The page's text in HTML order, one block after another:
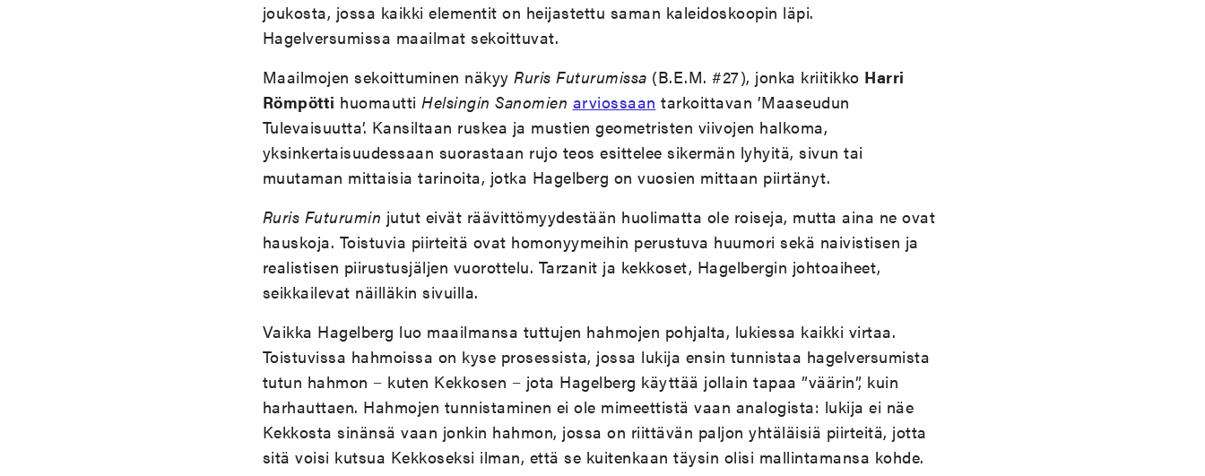
joukosta, jossa kaikki elementit on heijastettu saman kaleidoskoopin läpi.
Hagelversumissa maailmat sekoittuvat.
Maailmojen sekoittuminen näkyy Ruris Futurumissa (B.E.M. #27), jonka kriitikko Harri
Römpötti huomautti Helsingin Sanomien arviossaan tarkoittavan ’Maaseudun
Tulevaisuutta’. Kansiltaan ruskea ja mustien geometristen viivojen halkoma,
yksinkertaisuudessaan suorastaan rujo teos esittelee sikermän lyhyitä, sivun tai
muutaman mittaisia tarinoita, jotka Hagelberg on vuosien mittaan piirtänyt.
Ruris Futurumin jutut eivät räävittömyydestään huolimatta ole roiseja, mutta aina ne ovat
hauskoja. Toistuvia piirteitä ovat homonyymeihin perustuva huumori sekä naivistisen ja
realistisen piirustusjäljen vuorottelu. Tarzanit ja kekkoset, Hagelbergin johtoaiheet,
seikkailevat näilläkin sivuilla.
Vaikka Hagelberg luo maailmansa tuttujen hahmojen pohjalta, lukiessa kaikki virtaa.
Toistuvissa hahmoissa on kyse prosessista, jossa lukija ensin tunnistaa hagelversumista
tutun hahmon − kuten Kekkosen − jota Hagelberg käyttää jollain tapaa ”väärin”, kuin
harhauttaen. Hahmojen tunnistaminen ei ole mimeettistä vaan analogista: lukija ei näe
Kekkosta sinänsä vaan jonkin hahmon, jossa on riittävän paljon yhtäläisiä piirteitä, jotta
sitä voisi kutsua Kekkoseksi ilman, että se kuitenkaan täysin olisi mallintamansa kohde.